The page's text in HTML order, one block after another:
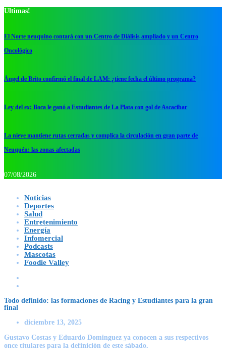
Ultimas!
El Norte neuquino contará con un Centro de Diálisis ampliado y un Centro
Oncológico
Ángel de Brito confirmó el final de LAM: ¿tiene fecha el último programa?
Ley del ex: Boca le ganó a Estudiantes de La Plata con gol de Ascacibar
La nieve mantiene rutas cerradas y complica la circulación en gran parte de
Neuquén: las zonas afectadas
07/08/2026
Noticias
Deportes
Salud
Entretenimiento
Energía
Infomercial
Podcasts
Mascotas
Foodie Valley
Todo definido: las formaciones de Racing y Estudiantes para la gran
final
diciembre 13, 2025
Gustavo Costas y Eduardo Dominguez ya conocen a sus respectivos
once titulares para la definición de este sábado.